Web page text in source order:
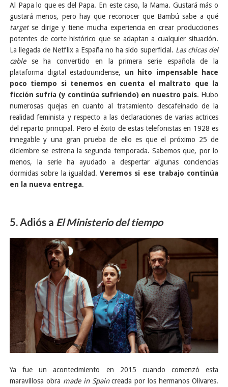
Al Papa lo que es del Papa. En este caso, la Mama. Gustará más o
gustará menos, pero hay que reconocer que Bambú sabe a qué
targetse dirige y tiene mucha experiencia en crear producciones
potentes de corte histórico que se adaptan a cualquier situación.
La llegada de Netflix a España no ha sido superficial. Las chicas del
cablese ha convertido en la primera serie española de la
plataforma digital estadounidense, un hito impensable hace
poco tiempo si tenemos en cuenta el maltrato que la
ficción sufría (y continúa sufriendo) en nuestro país. Hubo
numerosas quejas en cuanto al tratamiento descafeinado de la
realidad feminista y respecto a las declaraciones de varias actrices
del reparto principal. Pero el éxito de estas telefonistas en 1928 es
innegable y una gran prueba de ello es que el próximo 25 de
diciembre se estrena la segunda temporada. Sabemos que, por lo
menos, la serie ha ayudado a despertar algunas conciencias
dormidas sobre la igualdad. Veremos si ese trabajo continúa
en la nueva entrega.
5. Adiós a El Ministerio del tiempo
Ya fue un acontecimiento en 2015 cuando comenzó esta
maravillosa obra made in Spaincreada por los hermanos Olivares.